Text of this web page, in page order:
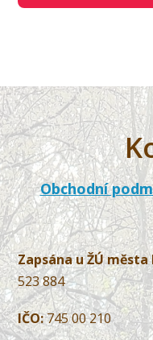
Obchodní
Zapsána u ŽÚ
523 884
IČO:745 00 210